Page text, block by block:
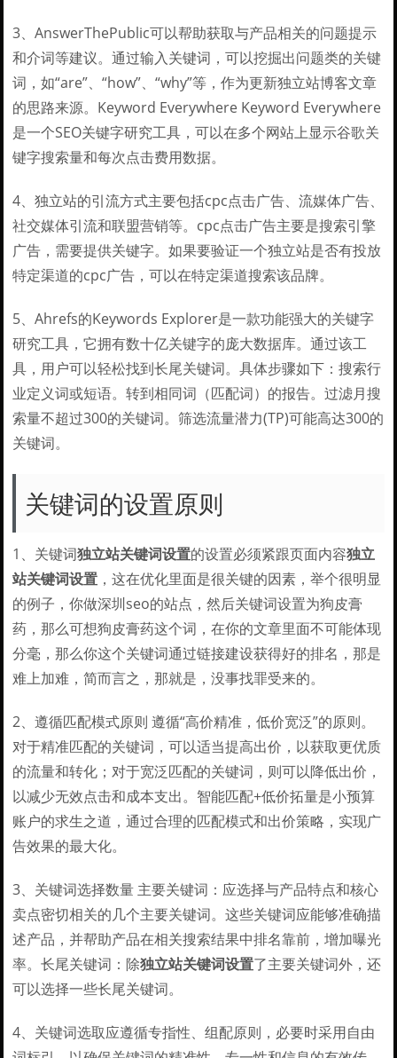
3、AnswerThePublic可以帮助获取与产品相关的问题提示
和介词等建议。通过输入关键词，可以挖掘出问题类的关键
词，如“are”、“how”、“why”等，作为更新独立站博客文章
的思路来源。Keyword Everywhere Keyword Everywhere
是一个SEO关键字研究工具，可以在多个网站上显示谷歌关
键字搜索量和每次点击费用数据。
4、独立站的引流方式主要包括cpc点击广告、流媒体广告、
社交媒体引流和联盟营销等。cpc点击广告主要是搜索引擎
广告，需要提供关键字。如果要验证一个独立站是否有投放
特定渠道的cpc广告，可以在特定渠道搜索该品牌。
5、Ahrefs的Keywords Explorer是一款功能强大的关键字
研究工具，它拥有数十亿关键字的庞大数据库。通过该工
具，用户可以轻松找到长尾关键词。具体步骤如下：搜索行
业定义词或短语。转到相同词（匹配词）的报告。过滤月搜
索量不超过300的关键词。筛选流量潜力(TP)可能高达300的
关键词。
关键词的设置原则
1、关键词独立站关键词设置的设置必须紧跟页面内容独立
站关键词设置 ，这在优化里面是很关键的因素，举个很明显
的例子，你做深圳seo的站点，然后关键词设置为狗皮膏
药，那么可想狗皮膏药这个词，在你的文章里面不可能体现
分毫，那么你这个关键词通过链接建设获得好的排名，那是
难上加难，简而言之，那就是，没事找罪受来的。
2、遵循匹配模式原则 遵循“高价精准，低价宽泛”的原则。
对于精准匹配的关键词，可以适当提高出价，以获取更优质
的流量和转化；对于宽泛匹配的关键词，则可以降低出价，
以减少无效点击和成本支出。智能匹配+低价拓量是小预算
账户的求生之道，通过合理的匹配模式和出价策略，实现广
告效果的最大化。
3、关键词选择数量 主要关键词：应选择与产品特点和核心
卖点密切相关的几个主要关键词。这些关键词应能够准确描
述产品，并帮助产品在相关搜索结果中排名靠前，增加曝光
率。长尾关键词：除独立站关键词设置了主要关键词外，还
可以选择一些长尾关键词。
4、关键词选取应遵循专指性、组配原则，必要时采用自由